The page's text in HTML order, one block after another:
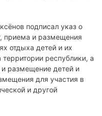
подписал указ о
приема и размещения
отдыха детей и их
республики, а
размещение детей и
для участия в
и другой